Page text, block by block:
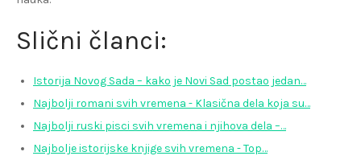
Slični članci:
Istorija Novog Sada – kako je Novi Sad postao jedan…
Najbolji romani svih vremena - Klasična dela koja su…
Najbolji ruski pisci svih vremena i njihova dela –…
Najbolje istorijske knjige svih vremena - Top…